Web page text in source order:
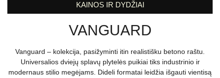
KAINOS IR DYDŽIAI
VANGUARD
Vanguard – kolekcija, pasižyminti itin realistišku betono raštu.
Universalios dviejų splavų plytelės puikiai tiks industrinio ir
modernaus stilio megėjams. Dideli formatai leidžia išgauti vientisą